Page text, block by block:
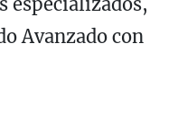
Avanzado con